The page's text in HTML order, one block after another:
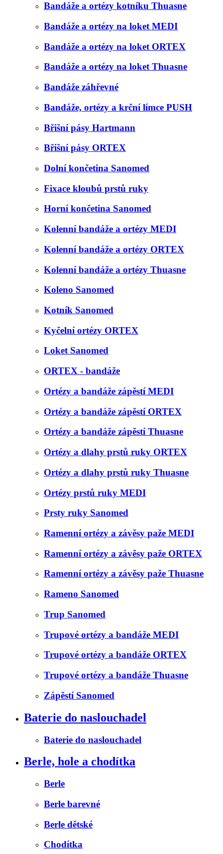
Bandáže a ortézy kotníku Thuasne
Bandáže a ortézy na loket MEDI
Bandáže a ortézy na loket ORTEX
Bandáže a ortézy na loket Thuasne
Bandáže záhřevné
Bandáže, ortézy a krční límce PUSH
Břišní pásy Hartmann
Břišní pásy ORTEX
Dolní končetina Sanomed
Fixace kloubů prstů ruky
Horní končetina Sanomed
Kolenní bandáže a ortézy MEDI
Kolenní bandáže a ortézy ORTEX
Kolenní bandáže a ortézy Thuasne
Koleno Sanomed
Kotník Sanomed
Kyčelní ortézy ORTEX
Loket Sanomed
ORTEX - bandáže
Ortézy a bandáže zápěstí MEDI
Ortézy a bandáže zápěstí ORTEX
Ortézy a bandáže zápěstí Thuasne
Ortézy a dlahy prstů ruky ORTEX
Ortézy a dlahy prstů ruky Thuasne
Ortézy prstů ruky MEDI
Prsty ruky Sanomed
Ramenní ortézy a závěsy paže MEDI
Ramenní ortézy a závěsy paže ORTEX
Ramenní ortézy a závěsy paže Thuasne
Rameno Sanomed
Trup Sanomed
Trupové ortézy a bandáže MEDI
Trupové ortézy a bandáže ORTEX
Trupové ortézy a bandáže Thuasne
Zápěstí Sanomed
Baterie do naslouchadel
Baterie do naslouchadel
Berle, hole a chodítka
Berle
Berle barevné
Berle dětské
Chodítka